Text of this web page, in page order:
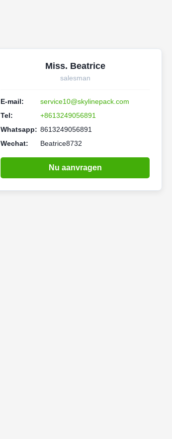
Miss. Beatrice
salesman
E-mail:
service10@skylinepack.com
Tel:
+8613249056891
Whatsapp: 8613249056891
Wechat:
Beatrice8732
Nu aanvragen